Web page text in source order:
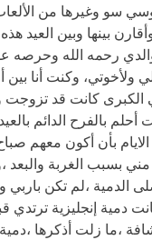
سو وغيرها من
بينها وبين العيد هذه
رحمه الله وحرصه
ولأخوتي، وكنت أنا بين
الكبرى كانت قد تزوجت
أحلم بالفرح الدائم
بأن أكون معهم
بسبب الغربة والبعد
الدمية ،لم تكن باربي
دمية إنجليزية ترتدي
،ما زلت أذكرها